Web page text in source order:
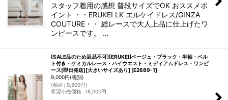
スタッフ着用の感想 普段サイズでOK おススメポ
イント ・・ERUKEI LK エルケイドレス/GINZA
COUTURE・・ 総レースで大人上品に仕上げたワ
ンピースです。 …
[SALE品のため返品不可][ERUKEI]ベージュ・ブラック・半袖・ベル
ト付き・ケミカルレース・ハイウエスト・ミディアムドレス・ワンピ
ース[即日発送][大きいサイズあり] [E2689-1]
9,000円(税別)
(税込 : 9,900円)
希望小売価格: 18,000円